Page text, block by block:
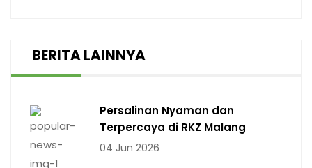
BERITA LAINNYA
Persalinan Nyaman dan
Terpercaya di RKZ Malang
04 Jun 2026